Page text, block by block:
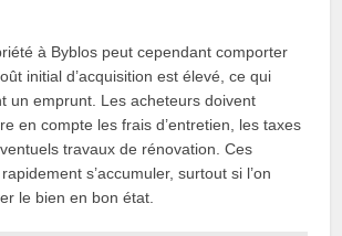
à Byblos peut cependant comporter
initial d’acquisition est élevé, ce qui
un emprunt. Les acheteurs doivent
en compte les frais d’entretien, les taxes
travaux de rénovation. Ces
s’accumuler, surtout si l’on
le bien en bon état.